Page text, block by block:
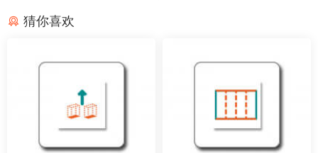
猜你喜欢